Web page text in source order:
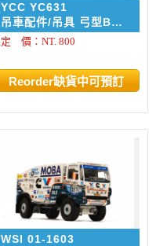
YCC YC631
吊車配件/吊具 弓型BW
卸扣 - Shackle 4 x 100
t / 4 x 55 t / 4 x 25 t
定 價：NT. 800
WSI 01-1603